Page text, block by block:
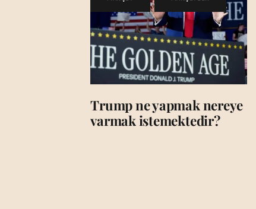
Trump ne yapmak nereye
varmak istemektedir?